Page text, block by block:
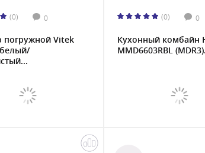
(0) 0
погружной Vitek
(0) 0
Кухонный комбайн
MMD6603RBL